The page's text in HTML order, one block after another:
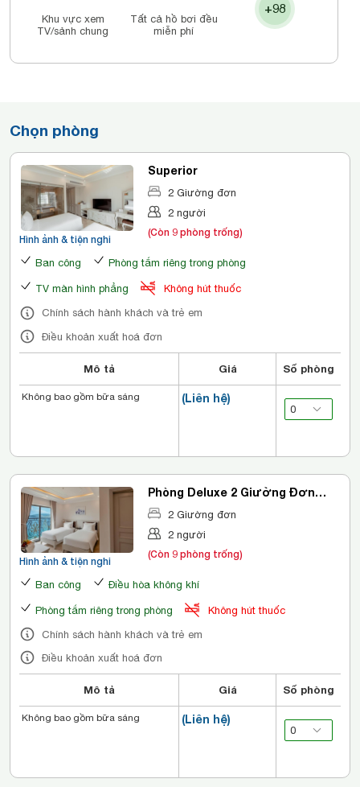
Khu vực xem
TV/sảnh chung
Tất cả hồ bơi đều
miễn phí
+98
Chọn phòng
Hình ảnh & tiện nghi
Superior
2 Giường đơn
2 người
(Còn 9 phòng trống)
Ban công Phòng tắm riêng trong phòng
TV màn hình phẳng
Không hút thuốc
Chính sách hành khách và trẻ em
Điều khoản xuất hoá đơn
Mô tả Giá Số phòng
(Liên hệ)
Không bao gồm bữa sáng
Hình ảnh & tiện nghi
Phòng Deluxe 2 Giường Đơn
Nhìn Ra Thành Phố
2 Giường đơn
2 người
(Còn 9 phòng trống)
Ban công Điều hòa không khí
Phòng tắm riêng trong phòng
Không hút thuốc
Chính sách hành khách và trẻ em
Điều khoản xuất hoá đơn
Mô tả Giá Số phòng
(Liên hệ)
Không bao gồm bữa sáng